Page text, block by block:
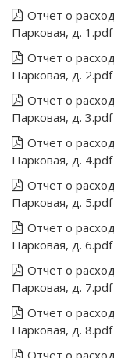
Отчет о
Парковая, д. 1.pdf
Отчет о
Парковая, д. 2.pdf
Отчет о
Парковая, д. 3.pdf
Отчет о
Парковая, д. 4.pdf
Отчет о
Парковая, д. 5.pdf
Отчет о
Парковая, д. 6.pdf
Отчет о
Парковая, д. 7.pdf
Отчет о
Парковая, д. 8.pdf
Отчет о